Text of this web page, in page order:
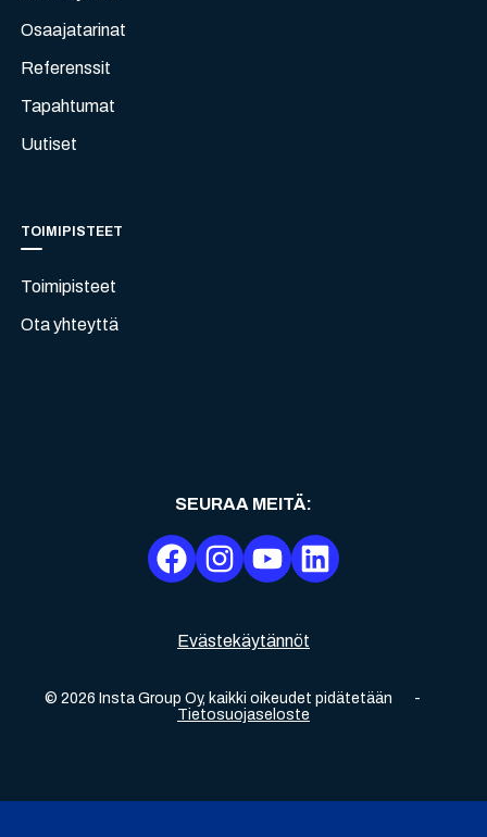
Osaajatarinat
Referenssit
Tapahtumat
Uutiset
TOIMIPISTEET
Toimipisteet
Ota yhteyttä
Evästekäytännöt
© 2026 Insta Group Oy, kaikki oikeudet pidätetään
-
Tietosuojaseloste
SEURAA MEITÄ: